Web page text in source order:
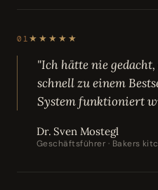
01 ★★★★★
"Ich hätte nie gedacht,
schnell zu einem
System funktioniert
Dr. Sven Mostegl
Geschäftsführer · Bakers